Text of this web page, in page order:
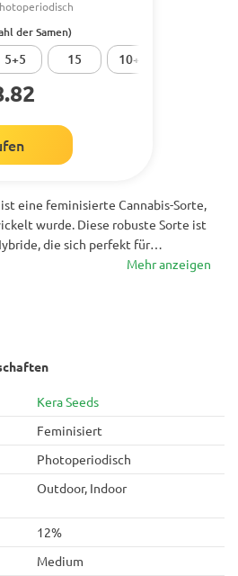
der Samen)
5+5 15 10+10
eine feminisierte Cannabis-Sorte,
wurde. Diese robuste Sorte ist
die sich perfekt für
Klimazonen eignet und verspricht,
Harz gefüllte Knospen zu liefern!
Mehr anzeigen
Kera Seeds
Feminisiert
Photoperiodisch
Outdoor, Indoor
12%
Medium